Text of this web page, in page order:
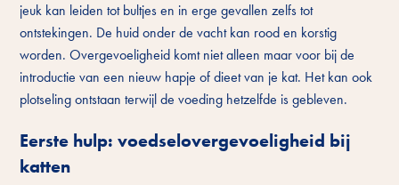
jeuk kan leiden tot bultjes en in erge gevallen zelfs tot
ontstekingen. De huid onder de vacht kan rood en korstig
worden. Overgevoeligheid komt niet alleen maar voor bij de
introductie van een nieuw hapje of dieet van je kat. Het kan ook
plotseling ontstaan terwijl de voeding hetzelfde is gebleven.
Eerste hulp: voedselovergevoeligheid bij
katten